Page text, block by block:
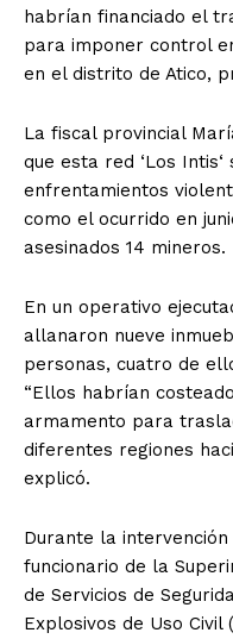
habrían financiado el
para imponer control
en el distrito de Atico,
La fiscal provincial
que esta red ‘Los
enfrentamientos
como el ocurrido en
asesinados 14 mineros.
En un operativo
allanaron nueve
personas, cuatro de
“Ellos habrían
armamento para
diferentes regiones
explicó.
Durante la
funcionario de la
de Servicios de
Explosivos de Uso Civil